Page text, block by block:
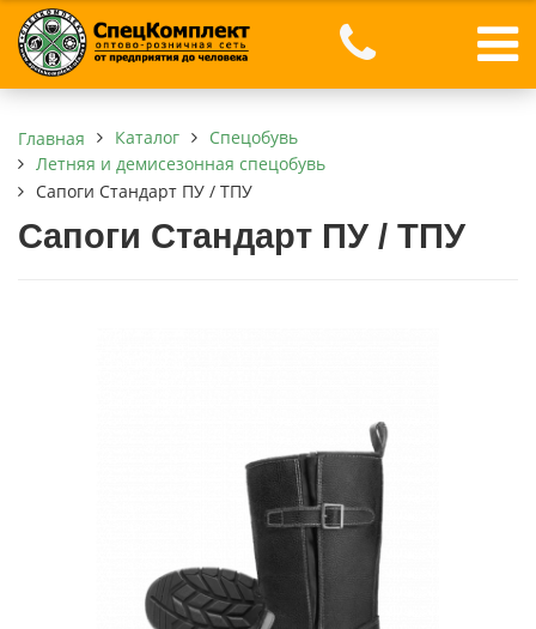
Главная Каталог
Спецобувь
Летняя и демисезонная спецобувь
Сапоги Стандарт ПУ / ТПУ
Сапоги Стандарт ПУ / ТПУ